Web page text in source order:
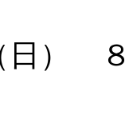
日）